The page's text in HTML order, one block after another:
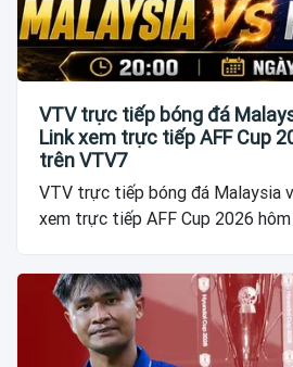
VTV trực tiếp bóng đá
Link xem trực tiếp AFF Cup
trên VTV7
VTV trực tiếp bóng đá Malaysia
xem trực tiếp AFF Cup 2026